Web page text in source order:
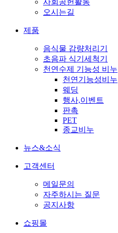
사회공헌활동
오시는길
제품
음식물 감량처리기
초음파 식기세척기
천연수제 기능성 비누
천연기능성비누
웨딩
행사,이벤트
판촉
PET
종교비누
뉴스&소식
고객센터
메일문의
자주하시는 질문
공지사항
쇼핑몰